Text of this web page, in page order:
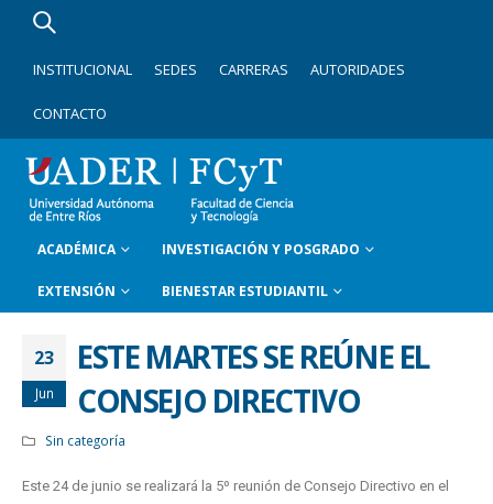
INSTITUCIONAL SEDES CARRERAS AUTORIDADES
CONTACTO
ACADÉMICA INVESTIGACIÓN Y POSGRADO
EXTENSIÓN BIENESTAR ESTUDIANTIL
23
Jun
ESTE MARTES SE REÚNE EL
CONSEJO DIRECTIVO
Sin categoría
Este 24 de junio se realizará la 5º reunión de Consejo Directivo en el